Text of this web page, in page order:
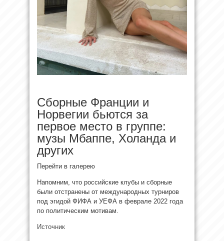
Сборные Франции и
Норвегии бьются за
первое место в группе:
музы Мбаппе, Холанда и
других
Перейти в галерею
Напомним, что российские клубы и сборные
были отстранены от международных турниров
под эгидой ФИФА и УЕФА в феврале 2022 года
по политическим мотивам.
Источник